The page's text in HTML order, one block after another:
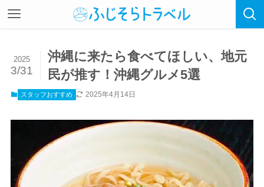
沖縄に来たら食べてほしい、地元
民が推す！沖縄グルメ5選
2025
3/31
スタッフおすすめ 2025年4月14日